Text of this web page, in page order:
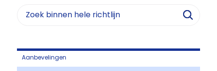
Aanbevelingen